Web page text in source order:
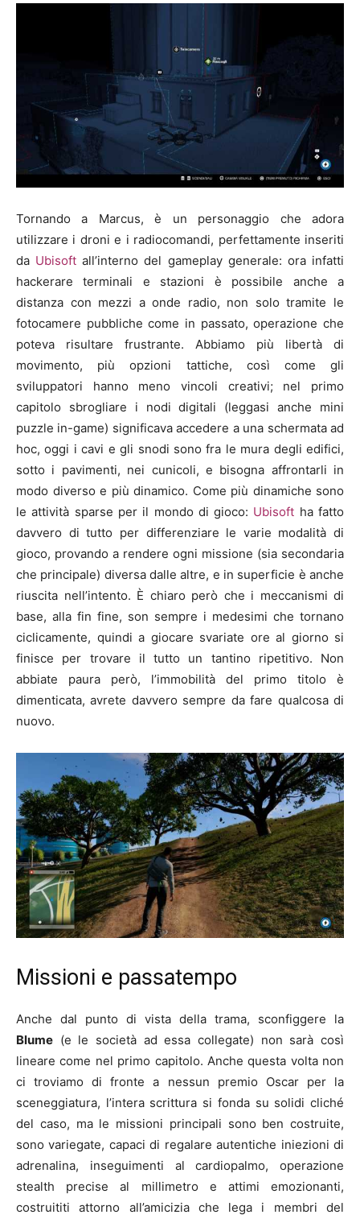
Tornando a Marcus, è un personaggio che adora
utilizzare i droni e i radiocomandi, perfettamente inseriti
da Ubisoft all’interno del gameplay generale: ora infatti
hackerare terminali e stazioni è possibile anche a
distanza con mezzi a onde radio, non solo tramite le
fotocamere pubbliche come in passato, operazione che
poteva risultare frustrante. Abbiamo più libertà di
movimento, più opzioni tattiche, così come gli
sviluppatori hanno meno vincoli creativi; nel primo
capitolo sbrogliare i nodi digitali (leggasi anche mini
puzzle in-game) significava accedere a una schermata ad
hoc, oggi i cavi e gli snodi sono fra le mura degli edifici,
sotto i pavimenti, nei cunicoli, e bisogna affrontarli in
modo diverso e più dinamico. Come più dinamiche sono
le attività sparse per il mondo di gioco: Ubisoft ha fatto
davvero di tutto per differenziare le varie modalità di
gioco, provando a rendere ogni missione (sia secondaria
che principale) diversa dalle altre, e in superficie è anche
riuscita nell’intento. È chiaro però che i meccanismi di
base, alla fin fine, son sempre i medesimi che tornano
ciclicamente, quindi a giocare svariate ore al giorno si
finisce per trovare il tutto un tantino ripetitivo. Non
abbiate paura però, l’immobilità del primo titolo è
dimenticata, avrete davvero sempre da fare qualcosa di
nuovo.
Missioni e passatempo
Anche dal punto di vista della trama, sconfiggere la
Blume (e le società ad essa collegate) non sarà così
lineare come nel primo capitolo. Anche questa volta non
ci troviamo di fronte a nessun premio Oscar per la
sceneggiatura, l’intera scrittura si fonda su solidi cliché
del caso, ma le missioni principali sono ben costruite,
sono variegate, capaci di regalare autentiche iniezioni di
adrenalina, inseguimenti al cardiopalmo, operazione
stealth precise al millimetro e attimi emozionanti,
costruititi attorno all’amicizia che lega i membri del